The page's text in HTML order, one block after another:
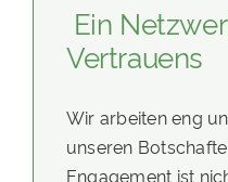
Ein
Vertrauens
Wir arbeiten eng
unseren
Engagement ist